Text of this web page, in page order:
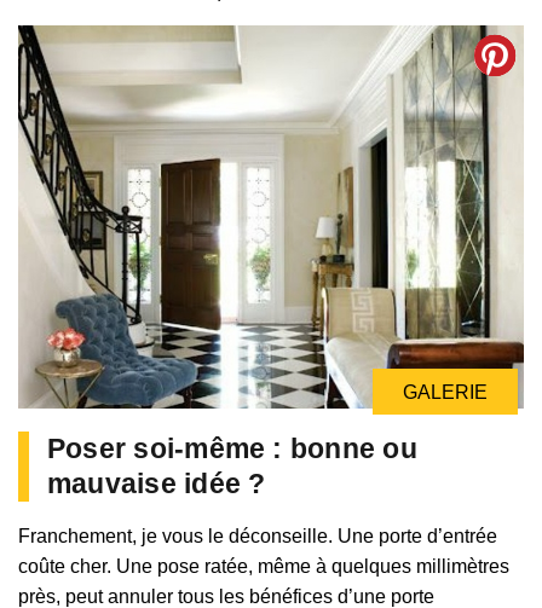
GALERIE
GALERIE
GALERIE
Poser soi-même : bonne ou
mauvaise idée ?
Franchement, je vous le déconseille. Une porte d’entrée
coûte cher. Une pose ratée, même à quelques millimètres
près, peut annuler tous les bénéfices d’une porte